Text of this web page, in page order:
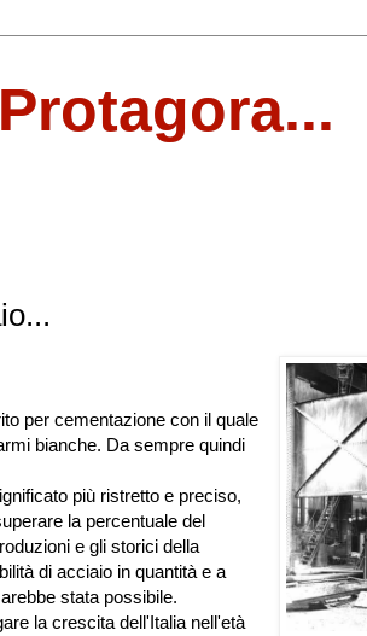
per cementazione con il quale
bianche. Da sempre quindi
più ristretto e preciso,
la percentuale del
e gli storici della
di acciaio in quantità e a
stata possibile.
la crescita dell'Italia nell'età